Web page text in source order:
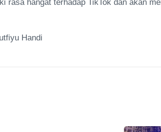
rasa hangat terhadap TikTok dan akan
Handi